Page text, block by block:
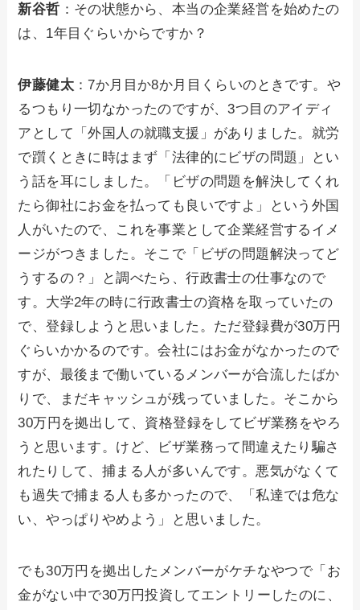
新谷哲 ：その状態から、本当の企業経営を始めたの
は、1年目ぐらいからですか？
伊藤健太 ：7か月目か8か月目くらいのときです。や
るつもり一切なかったのですが、3つ目のアイディ
アとして「外国人の就職支援」がありました。就労
で躓くときに時はまず「法律的にビザの問題」とい
う話を耳にしました。「ビザの問題を解決してくれ
たら御社にお金を払っても良いですよ」という外国
人がいたので、これを事業として企業経営するイメ
ージがつきました。そこで「ビザの問題解決ってど
うするの？」と調べたら、行政書士の仕事なので
す。大学2年の時に行政書士の資格を取っていたの
で、登録しようと思いました。ただ登録費が30万円
ぐらいかかるのです。会社にはお金がなかったので
すが、最後まで働いているメンバーが合流したばか
りで、まだキャッシュが残っていました。そこから
30万円を拠出して、資格登録をしてビザ業務をやろ
うと思います。けど、ビザ業務って間違えたり騙さ
れたりして、捕まる人が多いんです。悪気がなくて
も過失で捕まる人も多かったので、「私達では危な
い、やっぱりやめよう」と思いました。
でも30万円を拠出したメンバーがケチなやつで「お
金がない中で30万円投資してエントリーしたのに、